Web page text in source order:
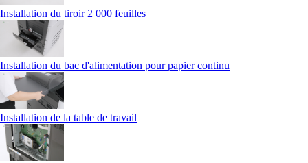
Installation du tiroir 2 000 feuilles
Installation du bac d'alimentation pour papier continu
Installation de la table de travail